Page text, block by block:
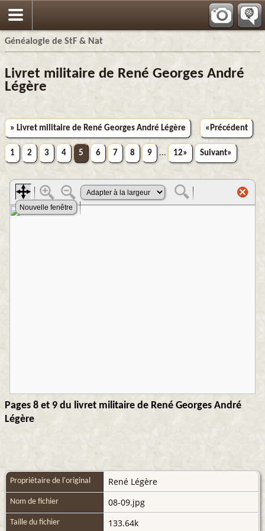
Généalogie de StF & Nat
Livret militaire de René Georges André
Légère
» Livret militaire de René Georges André Légère «Précédent
1 2 3 4 5 6 7 8 9 ... 12» Suivant»
Pages 8 et 9 du livret militaire de René Georges André
Légère
Propriétaire de l'original René Légère
Nom de fichier 08-09.jpg
Taille du fichier 133.64k